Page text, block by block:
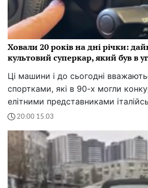
Ховали 20 років на дні річки:
культовий суперкар, який був в
Ці машини і до сьогодні
спортками, які в 90-х могли
елітними представниками
20:00 15.03